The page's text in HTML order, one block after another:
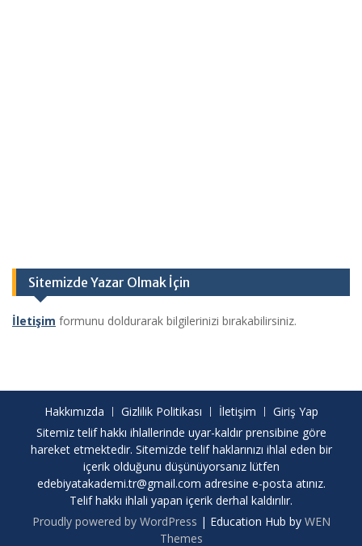
Sitemizde Yazar Olmak İçin
İletişim formunu doldurarak bilgilerinizi bırakabilirsiniz.
Hakkımızda Gizlilik Politikası İletişim
Giriş Yap
Sitemiz telif hakkı ihlallerinde uyar-kaldır prensibine göre
hareket etmektedir. Sitemizde telif haklarınızı ihlal eden bir
içerik olduğunu düşünüyorsanız lütfen
edebiyatakademi.tr@gmail.com adresine e-posta atınız.
Telif hakkı ihlali yapan içerik derhal kaldırılır.
Proudly powered by WordPress | Education Hub by WEN
Themes